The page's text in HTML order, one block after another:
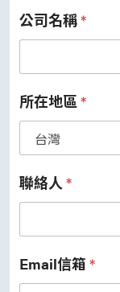
公司名稱*
所在地區*
聯絡人*
Email信箱 *